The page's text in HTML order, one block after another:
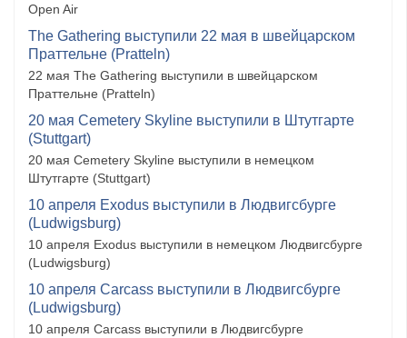
Open Air
The Gathering выступили 22 мая в швейцарском
Праттельне (Pratteln)
22 мая The Gathering выступили в швейцарском
Праттельне (Pratteln)
20 мая Cemetery Skyline выступили в Штутгарте
(Stuttgart)
20 мая Cemetery Skyline выступили в немецком
Штутгарте (Stuttgart)
10 апреля Exodus выступили в Людвигсбурге
(Ludwigsburg)
10 апреля Exodus выступили в немецком Людвигсбурге
(Ludwigsburg)
10 апреля Carcass выступили в Людвигсбурге
(Ludwigsburg)
10 апреля Carcass выступили в Людвигсбурге